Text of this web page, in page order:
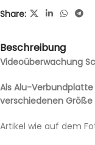
Share:
Beschreibung
Videoüberwachung
Als Alu-
verschiedenen Größe
Artikel wie auf dem